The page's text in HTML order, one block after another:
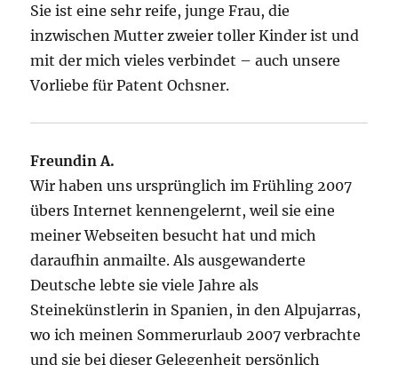
Sie ist eine sehr reife, junge Frau, die
inzwischen Mutter zweier toller Kinder ist und
mit der mich vieles verbindet – auch unsere
Vorliebe für Patent Ochsner.
Freundin A.
Wir haben uns ursprünglich im Frühling 2007
übers Internet kennengelernt, weil sie eine
meiner Webseiten besucht hat und mich
daraufhin anmailte. Als ausgewanderte
Deutsche lebte sie viele Jahre als
Steinekünstlerin in Spanien, in den Alpujarras,
wo ich meinen Sommerurlaub 2007 verbrachte
und sie bei dieser Gelegenheit persönlich